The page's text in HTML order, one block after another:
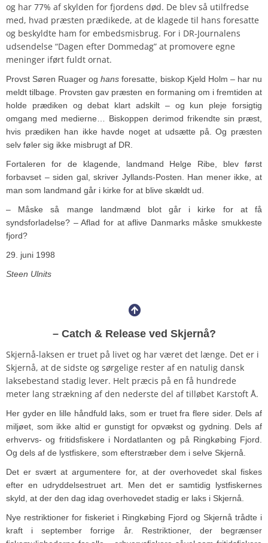
og har 77% af skylden for fjordens død. De blev så utilfredse
med, hvad præsten prædikede, at de klagede til hans foresatte
og beskyldte ham for embedsmisbrug. For i DR-Journalens
udsendelse “Dagen efter Dommedag” at promovere egne
meninger iført fuldt ornat.
Provst Søren Ruager oghans foresatte, biskop Kjeld Holm – har nu
meldt tilbage. Provsten gav præsten en formaning om i fremtiden at
holde prædiken og debat klart adskilt – og kun pleje forsigtig
omgang med medierne… Biskoppen derimod frikendte sin præst,
hvis prædiken han ikke havde noget at udsætte på. Og præsten
selv føler sig ikke misbrugt af DR.
Fortaleren for de klagende, landmand Helge Ribe, blev først
forbavset – siden gal, skriver Jyllands-Posten. Han mener ikke, at
man som landmand går i kirke for at blive skældt ud.
– Måske så mange landmænd blot går i kirke for at få
syndsforladelse? – Aflad for at aflive Danmarks måske smukkeste
fjord?
29. juni 1998
Steen Ulnits
– Catch & Release ved Skjernå?
Skjernå-laksen er truet på livet og har været det længe. Det er i
Skjernå, at de sidste og sørgelige rester af en natulig dansk
laksebestand stadig lever. Helt præcis på en få hundrede
meter lang strækning af den nederste del af tilløbet Karstoft Å.
Her gyder en lille håndfuld laks, som er truet fra flere sider. Dels af
miljøet, som ikke altid er gunstigt for opvækst og gydning. Dels af
erhvervs- og fritidsfiskere i Nordatlanten og på Ringkøbing Fjord.
Og dels af de lystfiskere, som efterstræber dem i selve Skjernå.
Det er svært at argumentere for, at der overhovedet skal fiskes
efter en udryddelsestruet art. Men det er samtidig lystfiskernes
skyld, at der den dag idag overhovedet stadig er laks i Skjernå.
Nye restriktioner for fiskeriet i Ringkøbing Fjord og Skjernå trådte i
kraft i september forrige år. Restriktioner, der begrænser